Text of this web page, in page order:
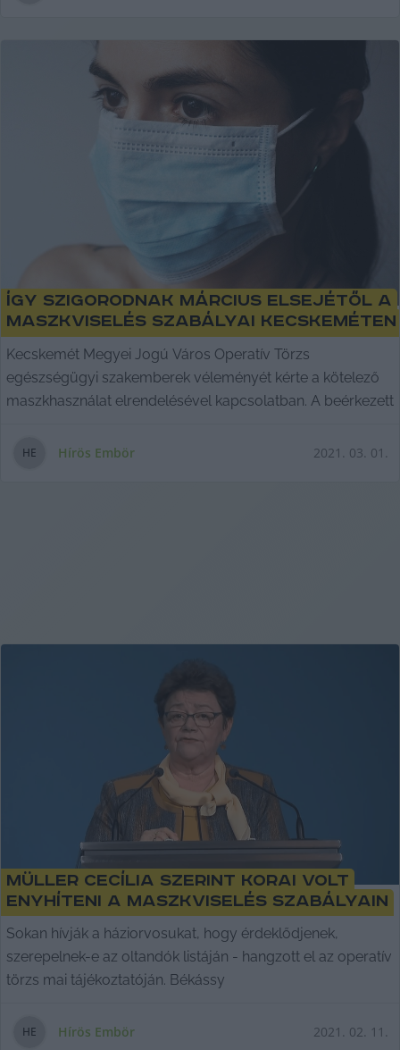
Így szigorodnak március elsejétől a
maszkviselés szabályai Kecskeméten
Kecskemét Megyei Jogú Város Operatív Törzs
egészségügyi szakemberek véleményét kérte a kötelező
maszkhasználat elrendelésével kapcsolatban. A beérkezett
HE Hírös Embör 2021. 03. 01.
Müller Cecília szerint korai volt
enyhíteni a maszkviselés szabályain
Sokan hívják a háziorvosukat, hogy érdeklődjenek,
szerepelnek-e az oltandók listáján - hangzott el az operatív
törzs mai tájékoztatóján. Békássy
HE Hírös Embör 2021. 02. 11.